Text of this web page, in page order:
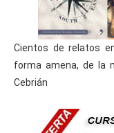
Cientos de relatos
forma amena, de la
Cebrián